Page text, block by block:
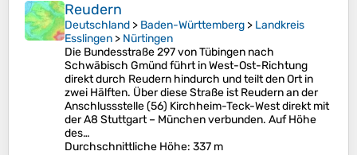
Reudern
Deutschland > Baden-Württemberg > Landkreis
Esslingen > Nürtingen
Die Bundesstraße 297 von Tübingen nach
Schwäbisch Gmünd führt in West-Ost-Richtung
direkt durch Reudern hindurch und teilt den Ort in
zwei Hälften. Über diese Straße ist Reudern an der
Anschlussstelle (56) Kirchheim-Teck-West direkt mit
der A8 Stuttgart – München verbunden. Auf Höhe
des…
Durchschnittliche Höhe: 337 m